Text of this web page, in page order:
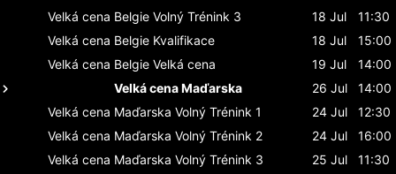
Velká cena Belgie Volný Trénink 3 18 Jul
11:30
Velká cena Belgie Kvalifikace 18 Jul
15:00
Velká cena Belgie Velká cena 19 Jul
14:00
Velká cena Maďarska
26 Jul
14:00
Velká cena Maďarska Volný Trénink 1 24 Jul
12:30
Velká cena Maďarska Volný Trénink 2 24 Jul
16:00
Velká cena Maďarska Volný Trénink 3 25 Jul
11:30